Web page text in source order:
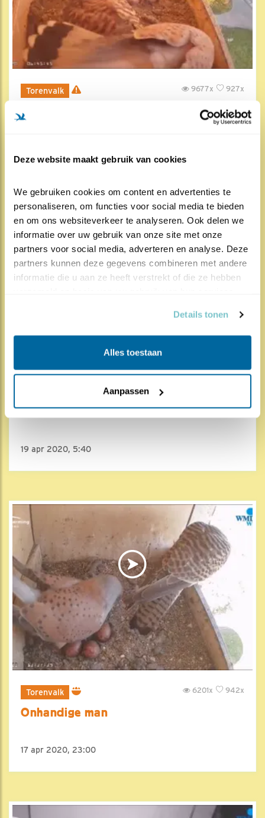
Deze website maakt gebruik van cookies
We gebruiken cookies om content en advertenties te
personaliseren, om functies voor social media te bieden
en om ons websiteverkeer te analyseren. Ook delen we
informatie over uw gebruik van onze site met onze
partners voor social media, adverteren en analyse. Deze
partners kunnen deze gegevens combineren met andere
informatie die u aan ze heeft verstrekt of die ze hebben
Details tonen
Alles toestaan
Aanpassen
Torenvalk 927x
9677x
Wat een traptechniek
Felle reacties van vrouw
19 apr 2020, 5:40
Torenvalk 942x
6201x
Onhandige man
17 apr 2020, 23:00